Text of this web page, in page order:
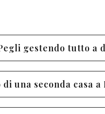
gestendo tutto a
una seconda casa a